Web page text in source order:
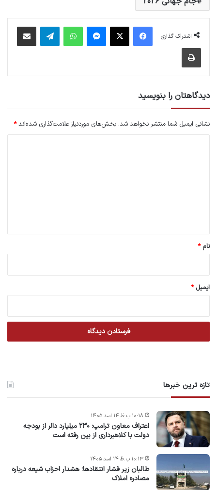
اشتراک گذاری
فیس بوک X پیام رسان واتس آپ تلگرام اشتراک گذاری از طریق ایمیل
چاپ
دیدگاهتان را بنویسید
نشانی ایمیل شما منتشر نخواهد شد. بخش‌های موردنیاز علامت‌گذاری شده‌اند*
نام*
ایمیل*
تازه ترین خبرها
اعتراف معاون ترامپ: ۲۳۰ میلیارد دالر از بودجه
دولت با کلاهبرداری از بین رفته است
۱۰:۱۸ ب.ظ ۱۴ اسد ۱۴۰۵
طالبان زیر فشار انتقادها؛ هشدار احزاب شیعه درباره
مصادره‌ املاک
۱۰:۱۳ ب.ظ ۱۴ اسد ۱۴۰۵